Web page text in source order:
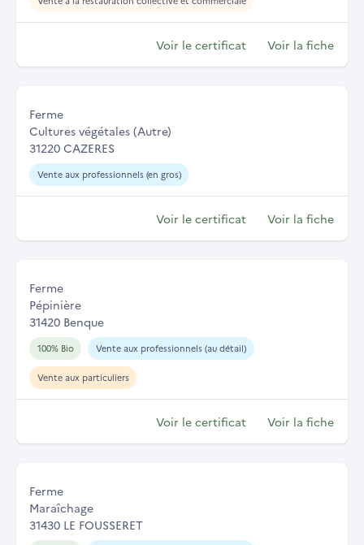
Voir le certificat Voir la fiche
Ferme
Cultures végétales (Autre)
31220 CAZERES
Vente aux professionnels (en gros)
Voir le certificat Voir la fiche
Ferme
Pépinière
31420 Benque
100% Bio Vente aux professionnels (au détail)
Vente aux particuliers
Voir le certificat Voir la fiche
Ferme
Maraîchage
31430 LE FOUSSERET